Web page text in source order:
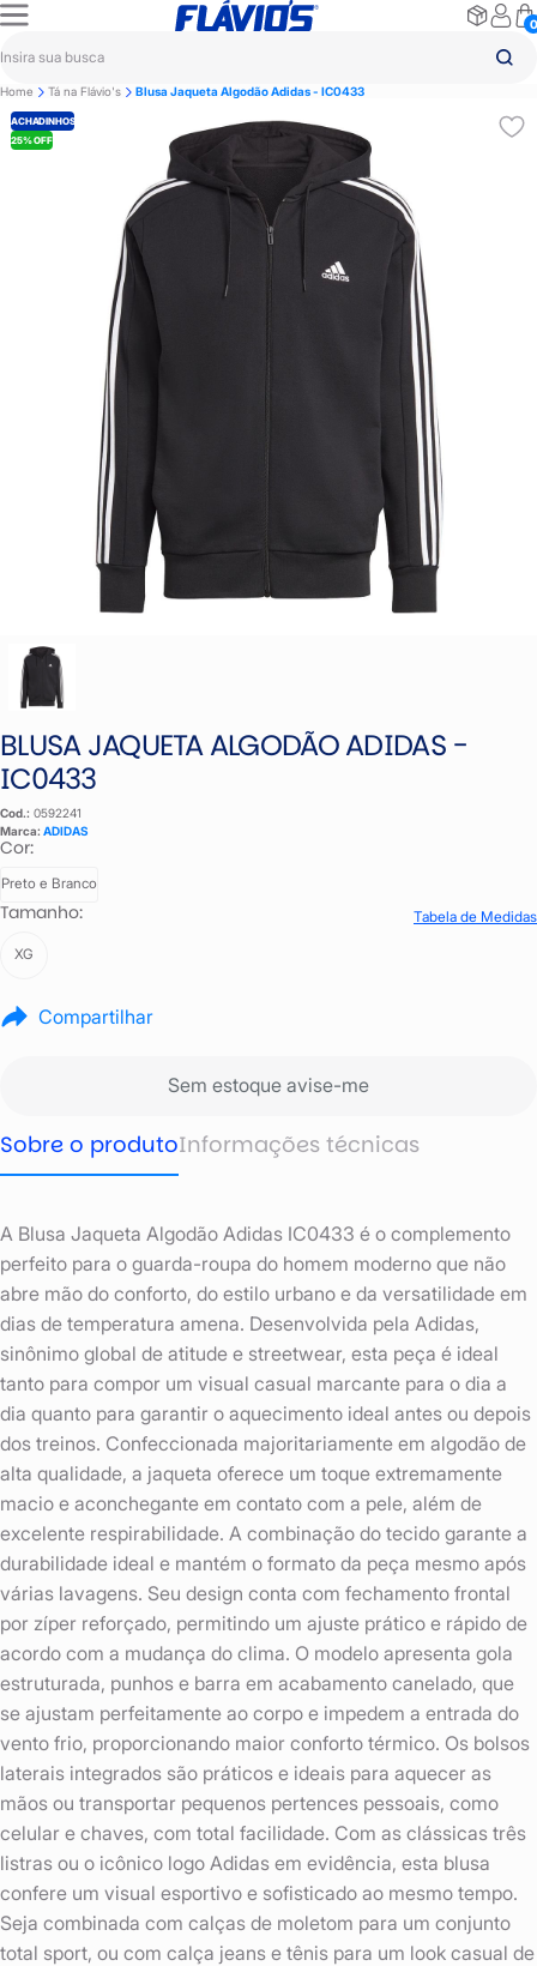
0
Home Tá na Flávio's Blusa Jaqueta Algodão Adidas - IC0433
25% OFF
ACHADINHOS
BLUSA JAQUETA ALGODÃO ADIDAS -
IC0433
Cod.: 0592241
Marca: ADIDAS
Cor:
Preto e Branco
Tamanho: Tabela de Medidas
XG
Compartilhar
Sem estoque avise-me
Sobre o produtoInformações técnicas
A Blusa Jaqueta Algodão Adidas IC0433 é o complemento
perfeito para o guarda-roupa do homem moderno que não
abre mão do conforto, do estilo urbano e da versatilidade em
dias de temperatura amena. Desenvolvida pela Adidas,
sinônimo global de atitude e streetwear, esta peça é ideal
tanto para compor um visual casual marcante para o dia a
dia quanto para garantir o aquecimento ideal antes ou depois
dos treinos. Confeccionada majoritariamente em algodão de
alta qualidade, a jaqueta oferece um toque extremamente
macio e aconchegante em contato com a pele, além de
excelente respirabilidade. A combinação do tecido garante a
durabilidade ideal e mantém o formato da peça mesmo após
várias lavagens. Seu design conta com fechamento frontal
por zíper reforçado, permitindo um ajuste prático e rápido de
acordo com a mudança do clima. O modelo apresenta gola
estruturada, punhos e barra em acabamento canelado, que
se ajustam perfeitamente ao corpo e impedem a entrada do
vento frio, proporcionando maior conforto térmico. Os bolsos
laterais integrados são práticos e ideais para aquecer as
mãos ou transportar pequenos pertences pessoais, como
celular e chaves, com total facilidade. Com as clássicas três
listras ou o icônico logo Adidas em evidência, esta blusa
confere um visual esportivo e sofisticado ao mesmo tempo.
Seja combinada com calças de moletom para um conjunto
total sport, ou com calça jeans e tênis para um look casual de